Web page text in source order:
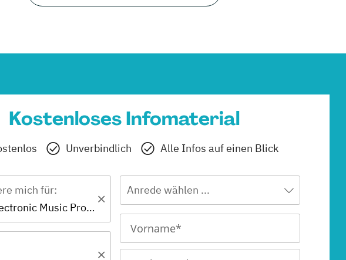
Kostenloses Infomaterial
Unverbindlich Alle Infos auf einen Blick
mich für:
Zertifikat - Electronic Music Producer
Anrede wählen ...